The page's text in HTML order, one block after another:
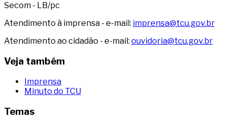
Secom - LB/pc
Atendimento à imprensa - e-mail: imprensa@tcu.gov.br
Atendimento ao cidadão - e-mail: ouvidoria@tcu.gov.br
Veja também
Imprensa
Minuto do TCU
Temas